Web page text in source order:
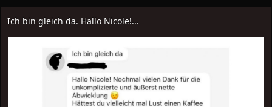
Ich bin gleich da. Hallo Nicole!...